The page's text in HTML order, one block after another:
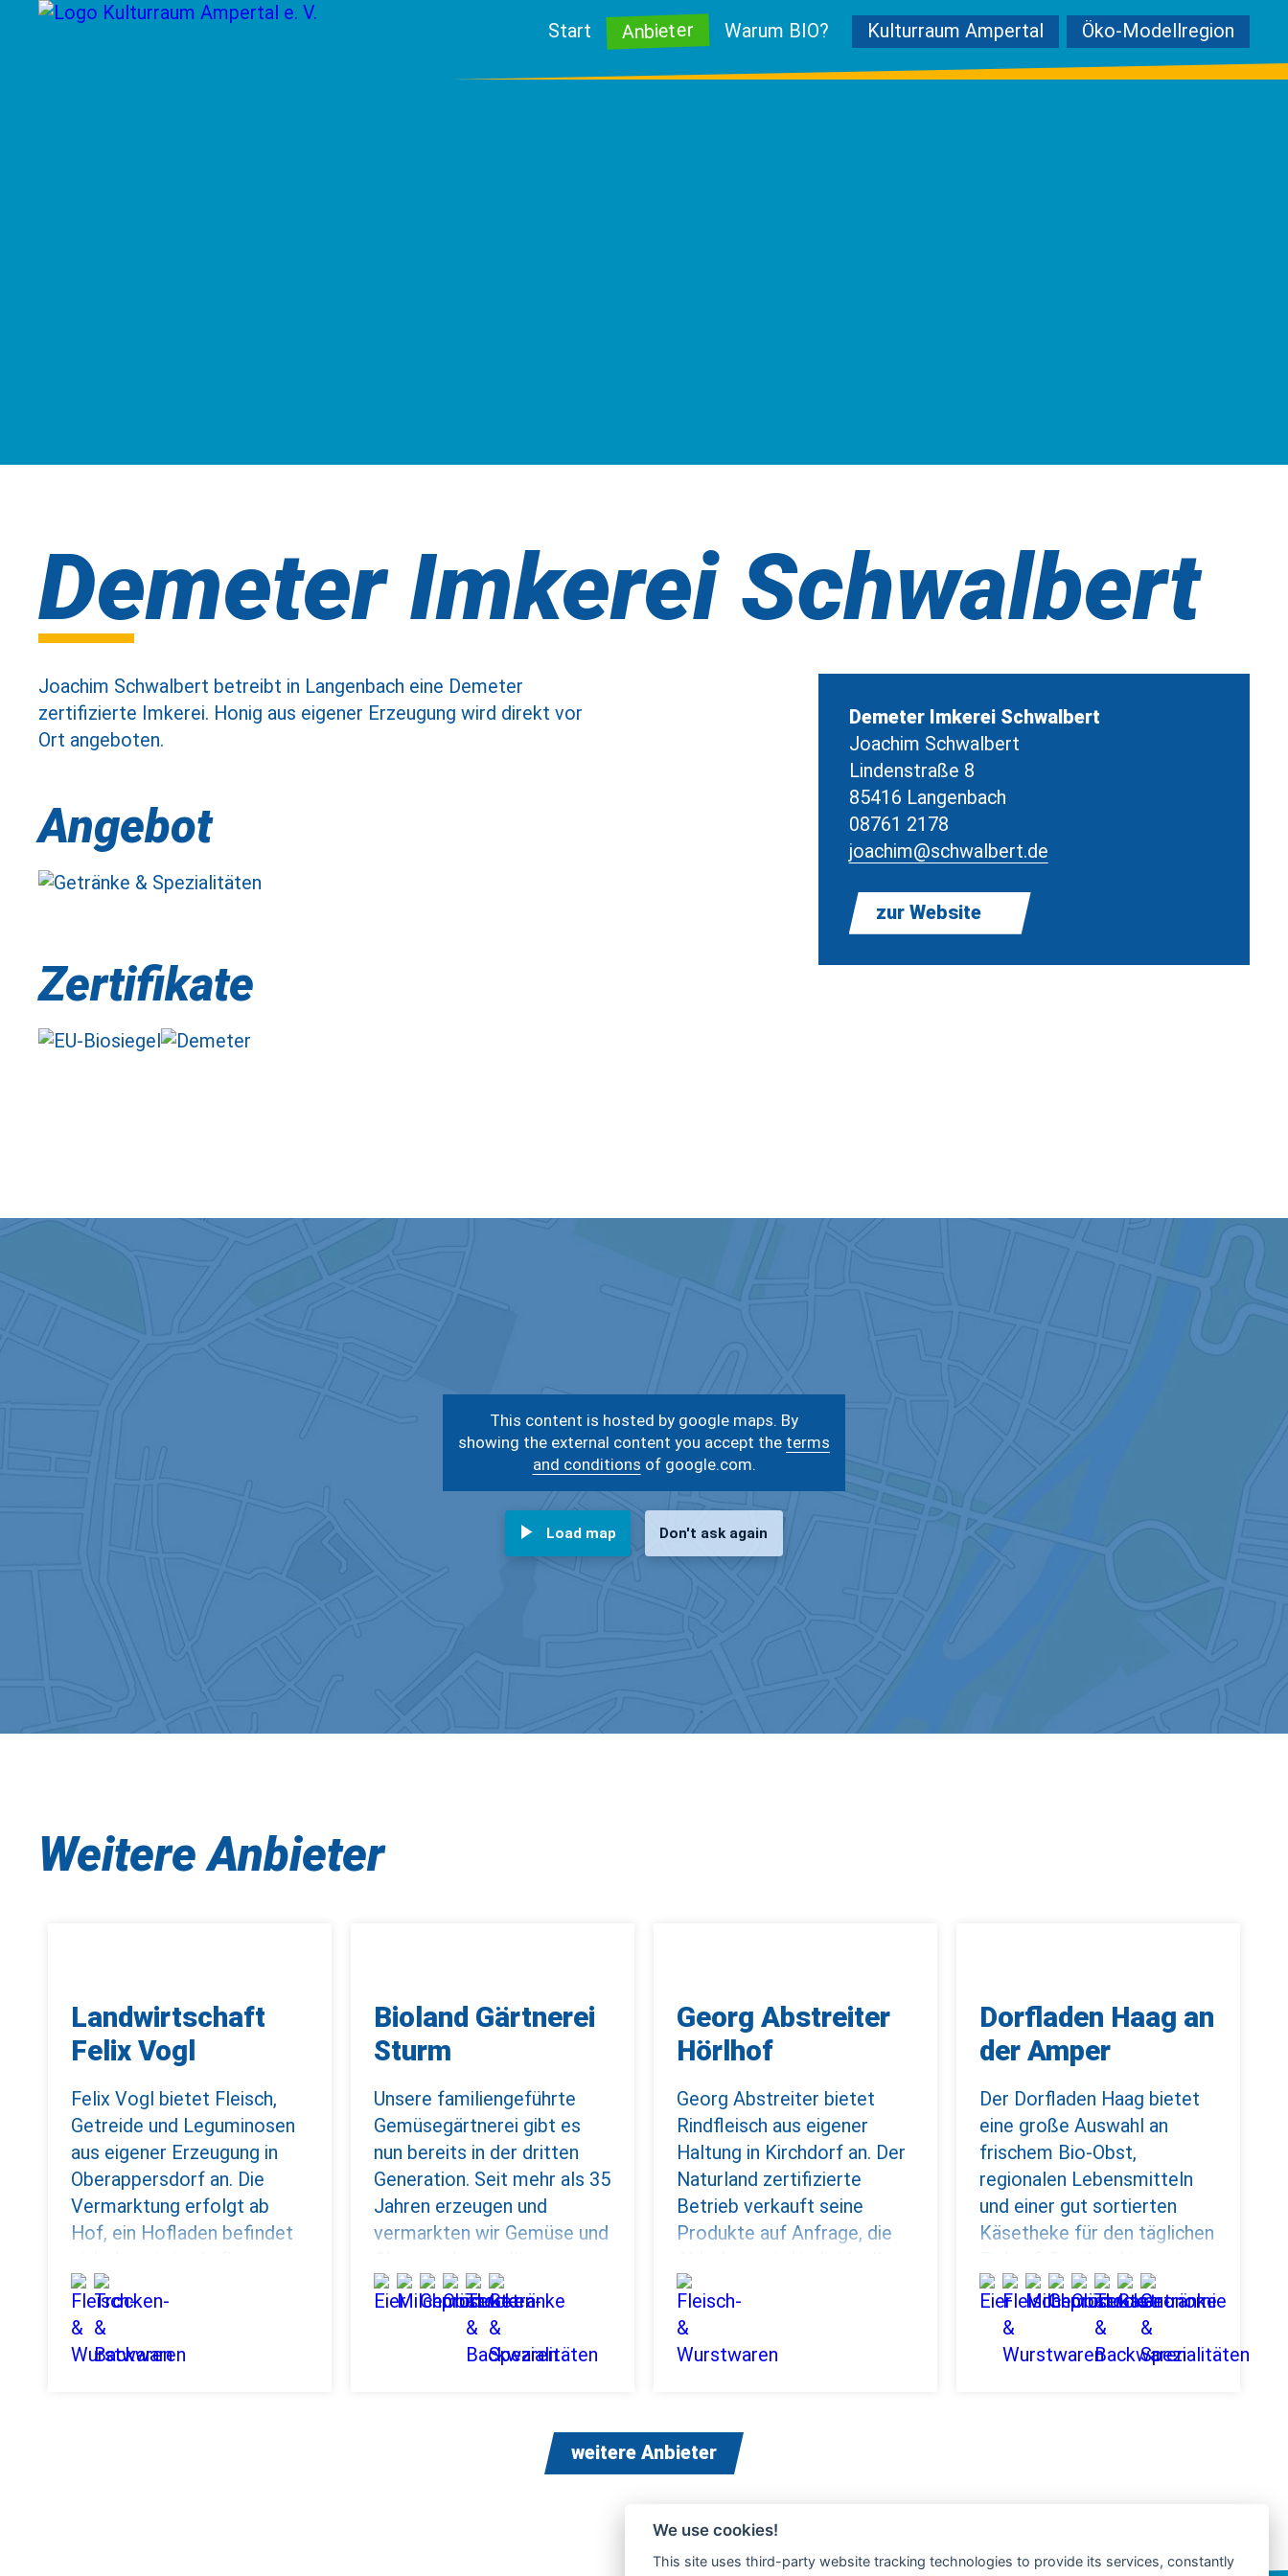
Start Anbieter Warum BIO? Kulturraum Ampertal Öko-Modellregion
Demeter Imkerei Schwalbert
Joachim Schwalbert betreibt in Langenbach eine Demeter
zertifizierte Imkerei. Honig aus eigener Erzeugung wird direkt vor
Ort angeboten.
Angebot
Zertifikate
Demeter Imkerei Schwalbert
Joachim Schwalbert
Lindenstraße 8
85416 Langenbach
08761 2178
joachim@schwalbert.de
zur Website
This content is hosted by google maps. By
showing the external content you accept the terms
and conditions of google.com.
Load map Don't ask again
Weitere Anbieter
Landwirtschaft
Felix Vogl
Felix Vogl bietet Fleisch,
Getreide und Leguminosen
aus eigener Erzeugung in
Oberappersdorf an. Die
Vermarktung erfolgt ab
Hof, ein Hofladen befindet
Bioland Gärtnerei
Sturm
Unsere familiengeführte
Gemüsegärtnerei gibt es
nun bereits in der dritten
Generation. Seit mehr als 35
Jahren erzeugen und
vermarkten wir Gemüse und
biologischem Anbau. Hier in
Paunzhausen, in unserer
Bioland-Gärtnerei, bauen wir
dafür Gemüse, Früchte und
knackigen Lebensmittel
können Sie gerne bei uns im
Georg Abstreiter
Hörlhof
Georg Abstreiter bietet
Rindfleisch aus eigener
Haltung in Kirchdorf an. Der
Naturland zertifizierte
Betrieb verkauft seine
Produkte auf Anfrage, die
vereinbart.
Dorfladen Haag an
der Amper
Der Dorfladen Haag bietet
eine große Auswahl an
frischem Bio-Obst,
regionalen Lebensmitteln
und einer gut sortierten
Käsetheke für den täglichen
er ein lebendiger Treffpunkt
im Ort: In der gemütlichen
Café Ecke oder im
schattigen Außenbereich
weitere Anbieter
We use cookies!
This site uses third-party website tracking technologies to provide its services, constantly